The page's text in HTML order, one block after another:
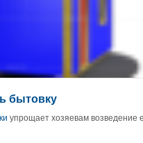
бытовку
упрощает хозяевам возведение